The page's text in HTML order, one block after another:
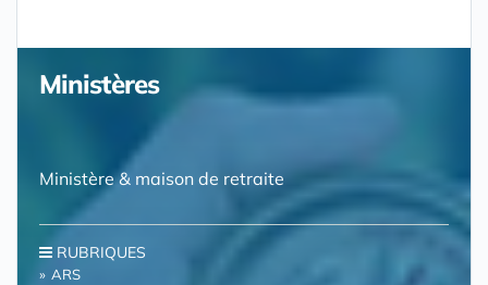
Ministères
Ministère & maison de retraite
RUBRIQUES
ARS